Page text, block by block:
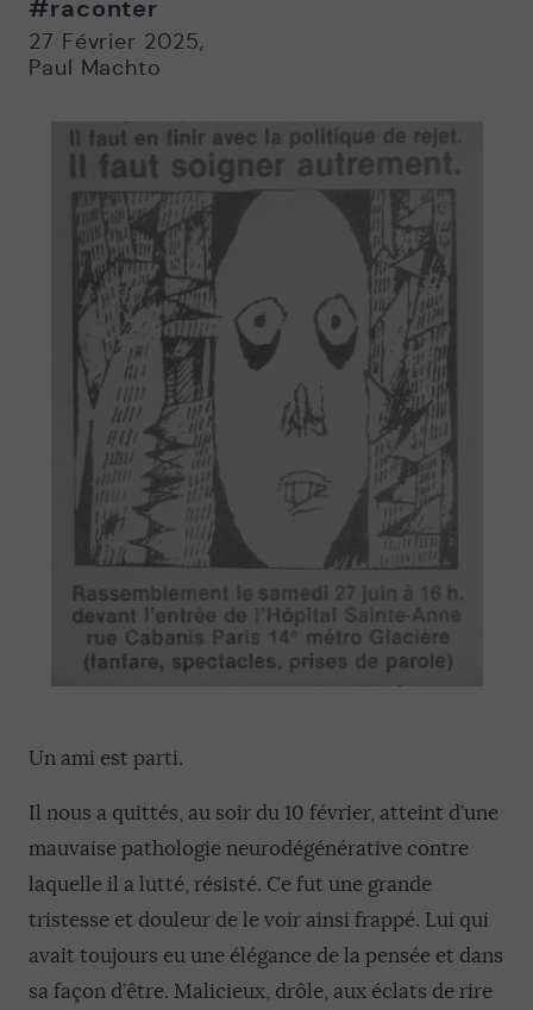
fenêtre
#raconter
27 Février 2025,
Paul Machto
Un ami est parti.
Il nous a quittés, au soir du 10 février, atteint d’une
mauvaise pathologie neurodégénérative contre
laquelle il a lutté, résisté. Ce fut une grande
tristesse et douleur de le voir ainsi frappé. Lui qui
avait toujours eu une élégance de la pensée et dans
sa façon d’être. Malicieux, drôle, aux éclats de rire